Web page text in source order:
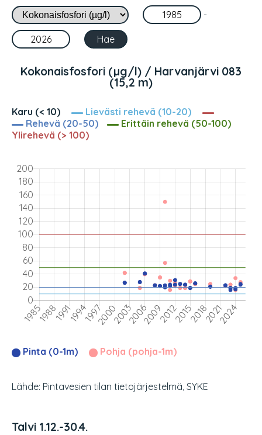
-
Kokonaisfosfori (µg/l) / Harvanjärvi 083
(15,2 m)
Karu (< 10)
Lievästi rehevä (10-20)
Rehevä (20-50)
Erittäin rehevä (50-100)
Ylirehevä (> 100)
Pinta (0-1m) Pohja (pohja-1m)
Lähde: Pintavesien tilan tietojärjestelmä, SYKE
Talvi 1.12.-30.4.